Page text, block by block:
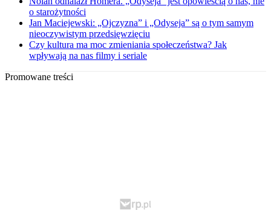
o starożytności
Jan Maciejewski: „Ojczyzna” i „Odyseja” są o tym samym
nieoczywistym przedsięwzięciu
Czy kultura ma moc zmieniania społeczeństwa? Jak
wpływają na nas filmy i seriale
Promowane treści